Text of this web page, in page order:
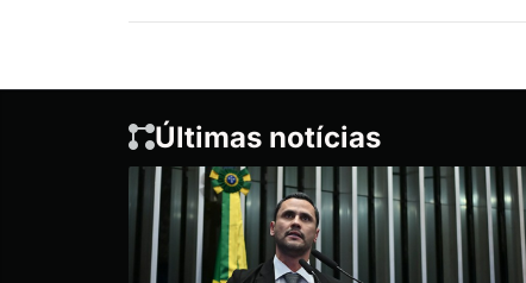
Últimas notícias